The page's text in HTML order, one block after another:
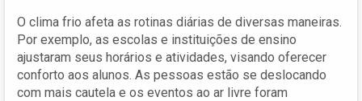
O clima frio afeta as rotinas diárias de diversas maneiras.
Por exemplo, as escolas e instituições de ensino
ajustaram seus horários e atividades, visando oferecer
conforto aos alunos. As pessoas estão se deslocando
com mais cautela e os eventos ao ar livre foram